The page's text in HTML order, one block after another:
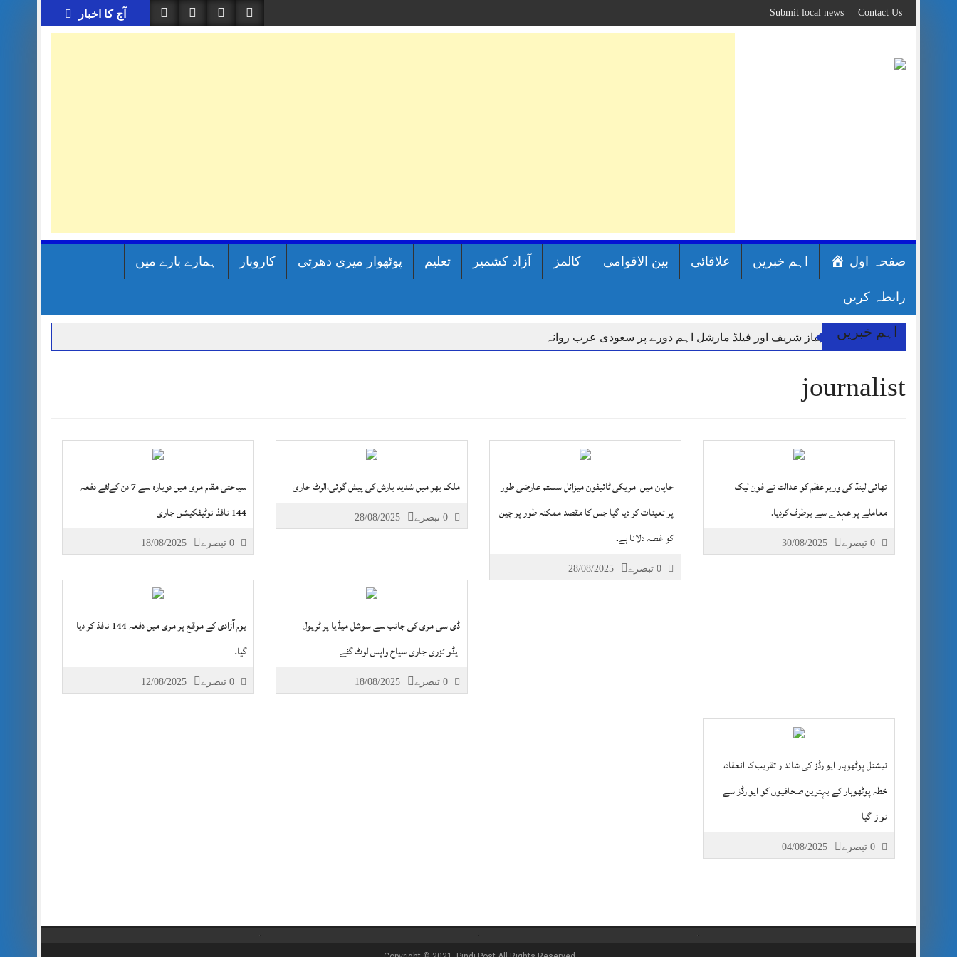
to
content
آج کا اخبار Contact Us
Submit local news
صفحہ اول اہم خبریں علاقائی بین الاقوامی کالمز آزاد کشمیر تعلیم پوٹھوار میری دھرتی کاروبار ہمارے بارے میں
رابطہ کریں
اہم خبریں
وزیر اعظم شہباز شریف اور فیلڈ مارشل اہم دورے پر سعودی عرب روانہ
قائداعظم نامی شہری کا شناختی کارڈ بلاک،عدالت کا شہری کو پیش ہونے کا حکم
ڈپٹی کمشنر راولپنڈی کیپٹن(ر) ندیم ناصر کا دورہء کلرسیداں
مون سون بارشیں، لینڈ سلائیڈنگ اور کوٹلی ستیاں کے نظر انداز متاثرین
اسسٹنٹ کمشنر کلرسیداں سیدہ زینب حسین کی پریس کانفرنس
journalist
تھائی لینڈ کی وزیراعظم کو عدالت نے فون لیک
معاملے پر عہدے سے برطرف کردیا.
30/08/2025
جاپان میں امریکی ٹائیفون میزائل سسٹم عارضی طور
پر تعینات کر دیا گیا جس کا مقصد ممکنہ طور پر چین
کو غصہ دلانا ہے۔
28/08/2025
ملک بھر میں شدید بارش کی پیش گوئی،الرٹ جاری
28/08/2025
سیاحتی مقام مری میں دوبارہ سے 7 دن کےلئے دفعہ
144 نافذ نوٹیفکیشن جاری
18/08/2025
ڈی سی مری کی جانب سے سوشل میڈیا پر ٹریول
ایڈوائزری جاری سیاح واپس لوٹ گئے
18/08/2025
یوم آزادی کے موقع پر مری میں دفعہ 144 نافذ کر دیا
گیا۔
12/08/2025
نیشنل پوٹھوہار ایوارڈز کی شاندار تقریب کا انعقاد،
خطہ پوٹھوہار کے بہترین صحافیوں کو ایوارڈز سے
نوازا گیا
04/08/2025